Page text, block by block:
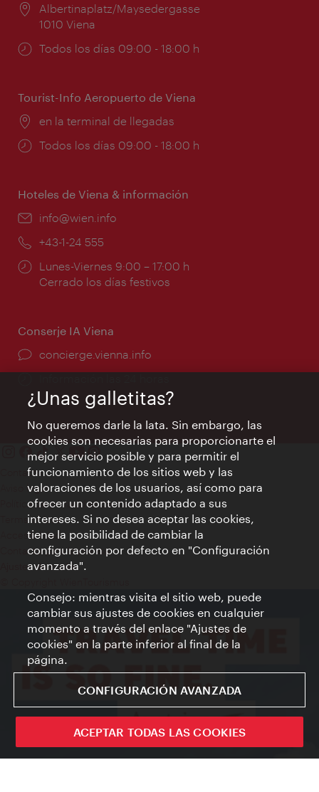
Lugar:
Albertinaplatz/Maysedergasse
1010 Viena
Horarios
Todos los días 09:00 - 18:00 h
Tourist-Info Aeropuerto de Viena
Lugar:
en la terminal de llegadas
Horarios
Todos los días 09:00 - 18:00 h
Hoteles de Viena & información
e-
info@wien.info
Teléfono:
+43-1-24 555
Horarios
de
Lunes-Viernes 9:00 – 17:00 h
Cerrado los días festivos
Conserje IA Viena
concierge.vienna.info
Contacto
Aviso legal
Política de privacidad de datos
Terms of Use
Accesibilidad
Contacto para la prensa
Ajustes de cookie
¿Unas galletitas?
No queremos darle la lata. Sin embargo, las
cookies son necesarias para proporcionarte el
mejor servicio posible y para permitir el
funcionamiento de los sitios web y las
valoraciones de los usuarios, así como para
ofrecer un contenido adaptado a sus
intereses. Si no desea aceptar las cookies,
tiene la posibilidad de cambiar la
configuración por defecto en "Configuración
avanzada".
Consejo: mientras visita el sitio web, puede
cambiar sus ajustes de cookies en cualquier
momento a través del enlace "Ajustes de
cookies" en la parte inferior al final de la
página.
CONFIGURACIÓN AVANZADA
ACEPTAR TODAS LAS COOKIES